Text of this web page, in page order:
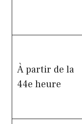
À partir de la
44e heure